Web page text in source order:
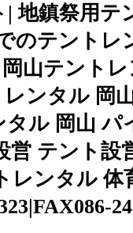
| 地鎮祭用
のテントレ
岡山テント
ンタル 岡
タル 岡山
営 テント
ンタル 体